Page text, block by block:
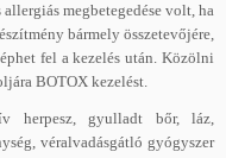
megbetegedése volt, ha
bármely összetevőjére,
fel a kezelés után. Közölni
BOTOX kezelést.
herpesz, gyulladt bőr, láz,
véralvadásgátló gyógyszer